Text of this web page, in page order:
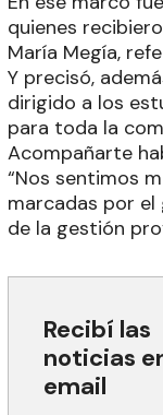
quienes
María Megía,
Y precisó,
dirigido a los
para toda la
Acompañarte
“Nos sentimos
marcadas por el
de la gestión
Recibí las
noticias
email